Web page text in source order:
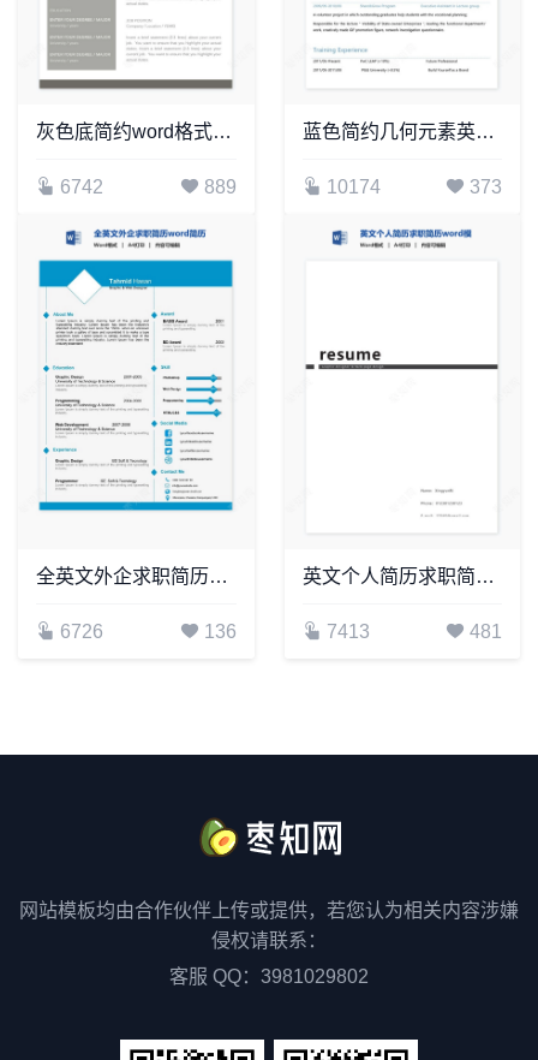
灰色底简约word格式英文简历模板
6742 889
蓝色简约几何元素英文简历求职简历
10174 373
全英文外企求职简历word简历模板(4)
6726 136
英文个人简历求职简历word模板共2页(10)
7413 481
网站模板均由合作伙伴上传或提供，若您认为相关内容涉嫌
侵权请联系：
客服 QQ：3981029802